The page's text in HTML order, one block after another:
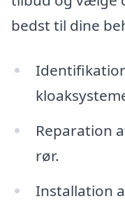
bedst til dine
Reparation
rør.
Installation